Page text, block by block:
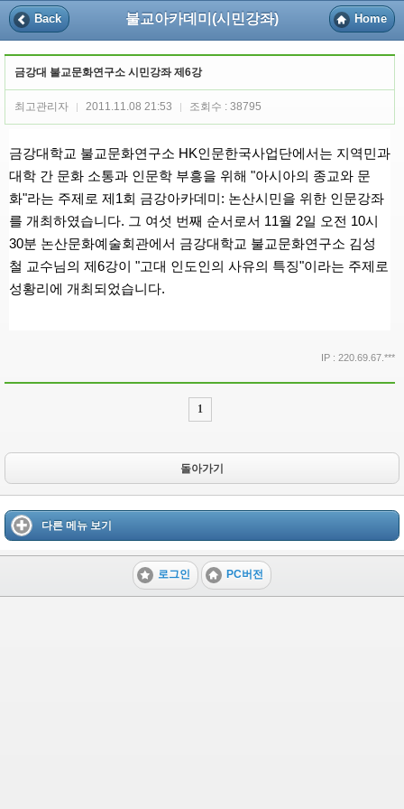
Back 불교아카데미(시민강좌) Home
금강대 불교문화연구소 시민강좌 제6강
최고관리자 2011.11.08 21:53 조회수 : 38795
금강대학교 불교문화연구소 HK인문한국사업단에서는 지역민과
대학 간 문화 소통과 인문학 부흥을 위해 "아시아의 종교와 문
화"라는 주제로 제1회 금강아카데미: 논산시민을 위한 인문강좌
를 개최하였습니다. 그 여섯 번째 순서로서 11월 2일 오전 10시
30분 논산문화예술회관에서 금강대학교 불교문화연구소 김성
철 교수님의 제6강이 "고대 인도인의 사유의 특징"이 라는 주제로
성황리에 개최되었습니다.
IP : 220.69.67.***
1
돌아가기
다른 메뉴 보기
로그인 PC버전